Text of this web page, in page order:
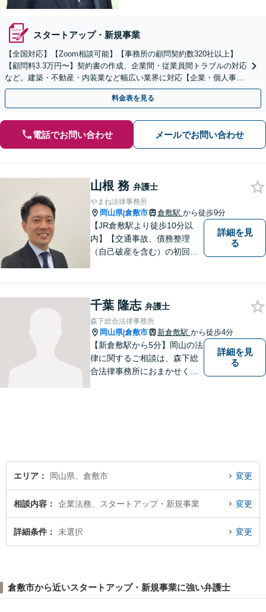
スタートアップ・新規事業
【全国対応】【Zoom相談可能】【事務所の顧問契約数320社以上】
【顧問料3.3万円〜】契約書の作成、企業間・従業員間トラブルの対応
など。建築・不動産・内装業など幅広い業界に対応【企業・個人事業
主の方初回面談無料】
料金表を見る
電話でお問い合わせ メールでお問い合わせ
山根 務 弁護士
やまね法律事務所
岡山県|倉敷市 倉敷駅 から徒歩9分
【JR倉敷駅より徒歩10分以
内】【交通事故、債務整理
（自己破産を含む）の初回相
詳細を見
る
千葉 隆志 弁護士
森下総合法律事務所
岡山県|倉敷市 新倉敷駅 から徒歩4分
【新倉敷駅から5分】岡山の法
律に関するご相談は、森下総
合法律事務所におまかせくだ
詳細を見
る
エリア 岡山県、倉敷市 変更
相談内容 企業法務、スタートアップ・新規事業 変更
詳細条件 未選択 変更
倉敷市から近いスタートアップ・新規事業に強い弁護士